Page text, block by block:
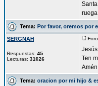
Tema: Por favor, oremos por
SERGNAH
Respuestas: 45
Lecturas: 31026
Ten
Tema: oracion por mi hijo &